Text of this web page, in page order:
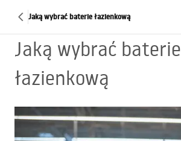
Jaką wybrać baterie łazienkową
Jaką wybrać baterie
łazienkową